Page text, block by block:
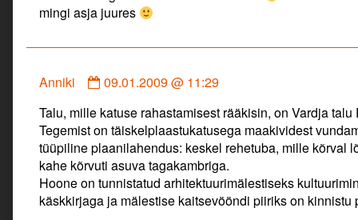
published
mingi asja juures
Anniki
Comment
Anniki
published
on
09.01.2009 @ 11:29
Talu, mille katuse rahastamisest rääkisin, on Vardja
Tegemist on täiskelplaastukatusega maakividest
tüüpiline plaanilahendus: keskel rehetuba, mille kõrval
kahe kõrvuti asuva tagakambriga.
Hoone on tunnistatud arhitektuurimälestiseks
käskkirjaga ja mälestise kaitsevööndi piiriks on kinnistu